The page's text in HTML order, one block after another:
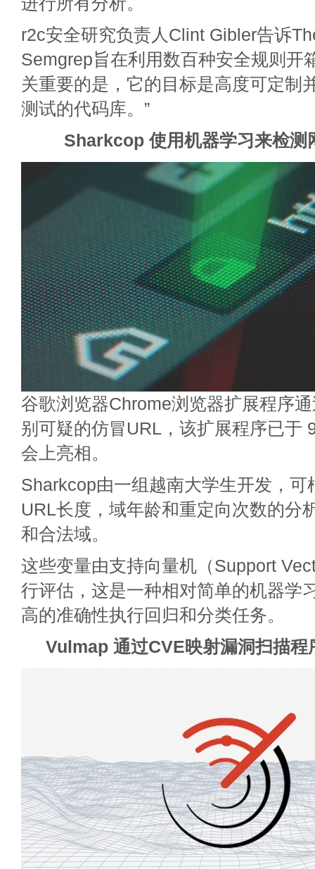
r2c安全研究负责人Clint Gibler告诉
Semgrep旨在利用数百种安全规则开
关重要的是，它的目标是高度可定制
测试的代码库。”
Sharkcop 使用机器学习来检测
谷歌浏览器Chrome浏览器扩展程序
别可疑的仿冒URL，该扩展程序已于
会上亮相。
Sharkcop由一组越南大学生开发，可
URL长度，域年龄和重定向次数的分
和合法域。
这些变量由支持向量机（Support
行评估，这是一种相对简单的机器学
高的准确性执行回归和分类任务。
Vulmap 通过CVE映射漏洞扫描程